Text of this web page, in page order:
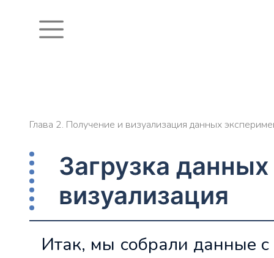
Глава 2. Получение и визуализация данных
Загрузка
визуализация
Итак, мы собрали данные